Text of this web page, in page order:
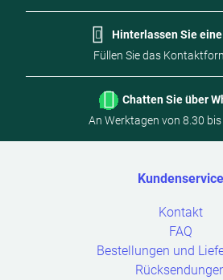
Hinterlassen Sie
Füllen Sie das
Chatten Sie über
An Werktagen von 8.30
Kundenservice
Kontakt
FAQ
Bestellungen und